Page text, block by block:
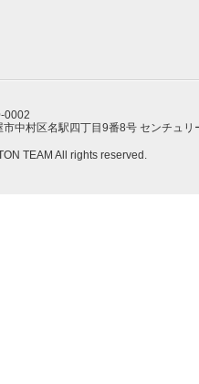
0002
市中村区名駅四丁目9番8号 センチュリ
TEAM All rights reserved.